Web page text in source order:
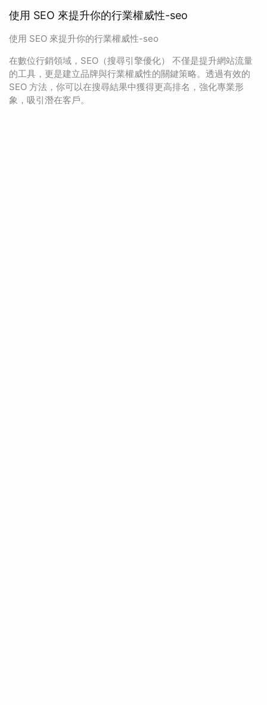
使用 SEO 來提升你的行業權威性-seo
使用 SEO 來提升你的行業權威性-seo
在數位行銷領域，SEO（搜尋引擎優化） 不僅是提升網站流量
的工具，更是建立品牌與行業權威性的關鍵策略。透過有效的
SEO 方法，你可以在搜尋結果中獲得更高排名，強化專業形
象，吸引潛在客戶。